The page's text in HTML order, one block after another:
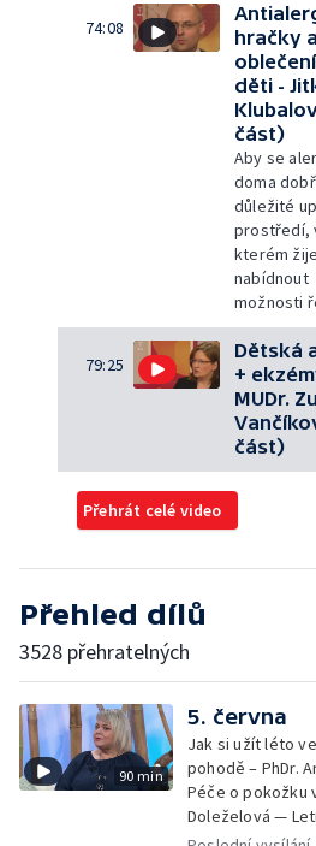
74:08
hračky a
děti -
část)
Aby se
doma
důležité
prostředí,
kterém
nabídnout
možnosti
79:25
Dětská
+
MUDr.
část)
Přehrát celé video
Přehled dílů
3528 přehratelných
90 min
5. června
Jak si užít léto
pohodě – PhDr.
Péče o pokožku
Doleželová —
kousků – Luděk